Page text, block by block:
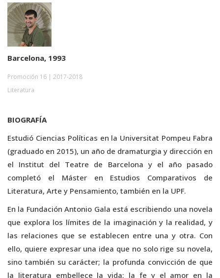
Barcelona, 1993
Promoción 16 | 2017-2018
Literatura
BIOGRAFÍA
Estudió Ciencias Políticas en la Universitat Pompeu Fabra
(graduado en 2015), un año de dramaturgia y dirección en
el Institut del Teatre de Barcelona y el año pasado
completó el Máster en Estudios Comparativos de
Literatura, Arte y Pensamiento, también en la UPF.
En la Fundación Antonio Gala está escribiendo una novela
que explora los límites de la imaginación y la realidad, y
las relaciones que se establecen entre una y otra. Con
ello, quiere expresar una idea que no solo rige su novela,
sino también su carácter; la profunda convicción de que
la literatura embellece la vida; la fe y el amor en la